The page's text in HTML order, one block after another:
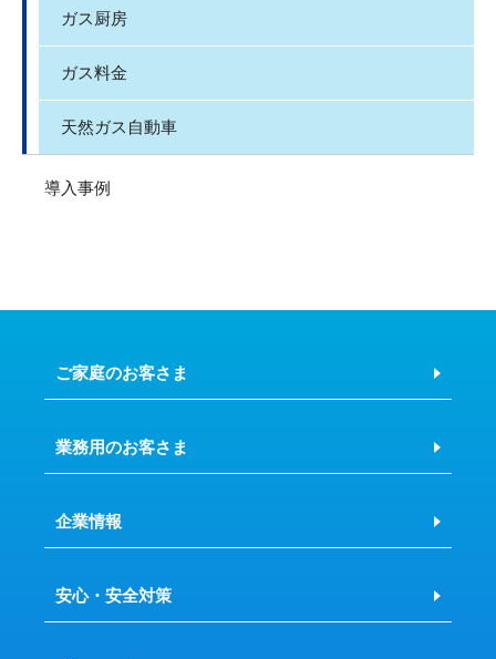
ガス厨房
ガス料金
天然ガス自動車
導入事例
ご家庭のお客さま
業務用のお客さま
企業情報
安心・安全対策